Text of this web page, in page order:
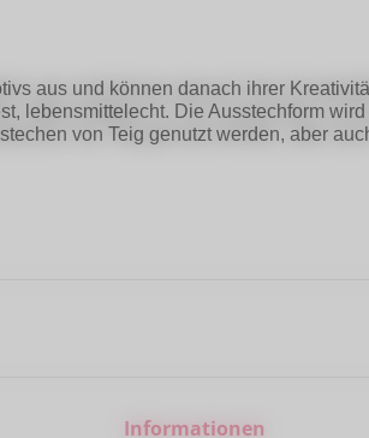
aus und können danach ihrer
lebensmittelecht. Die Ausstechform
von Teig genutzt werden, aber
Informationen